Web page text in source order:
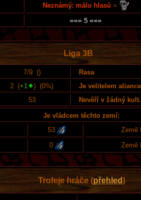
Neznámý: málo hlasů =
=== 5 ===
Liga 3B
7/9 () Rasa
2 (+1 ) (0%) Je velitelem aliance
53 Nevěří v žádný kult.
Je vládcem těchto zemí:
53
Země
0 Země
Trofeje hráče (přehled)